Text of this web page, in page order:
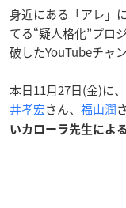
身近にある「アレ」
てる“疑人格化”プロ
破したYouTubeチャ
本日11月27日(金)に
井孝宏さん、 福山潤
いカローラ先生によ